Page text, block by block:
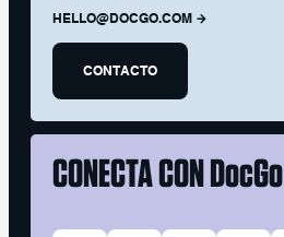
HELLO@DOCGO.COM
CONTACTO
CONECTA CONDocGo